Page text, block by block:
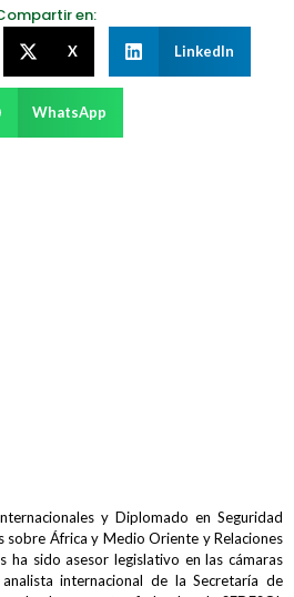
en:
X LinkedIn
WhatsApp
y Diplomado en Seguridad
sobre África y Medio Oriente y Relaciones
ha sido asesor legislativo en las cámaras
internacional de la Secretaría de